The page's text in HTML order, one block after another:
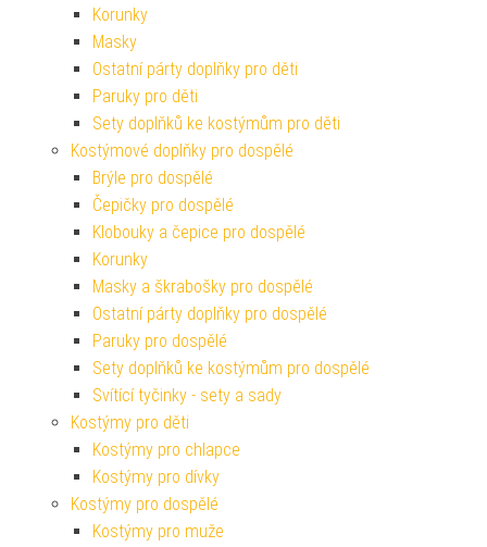
Korunky
Masky
Ostatní párty doplňky pro děti
Paruky pro děti
Sety doplňků ke kostýmům pro děti
Kostýmové doplňky pro dospělé
Brýle pro dospělé
Čepičky pro dospělé
Klobouky a čepice pro dospělé
Korunky
Masky a škrabošky pro dospělé
Ostatní párty doplňky pro dospělé
Paruky pro dospělé
Sety doplňků ke kostýmům pro dospělé
Svítící tyčinky - sety a sady
Kostýmy pro děti
Kostýmy pro chlapce
Kostýmy pro dívky
Kostýmy pro dospělé
Kostýmy pro muže